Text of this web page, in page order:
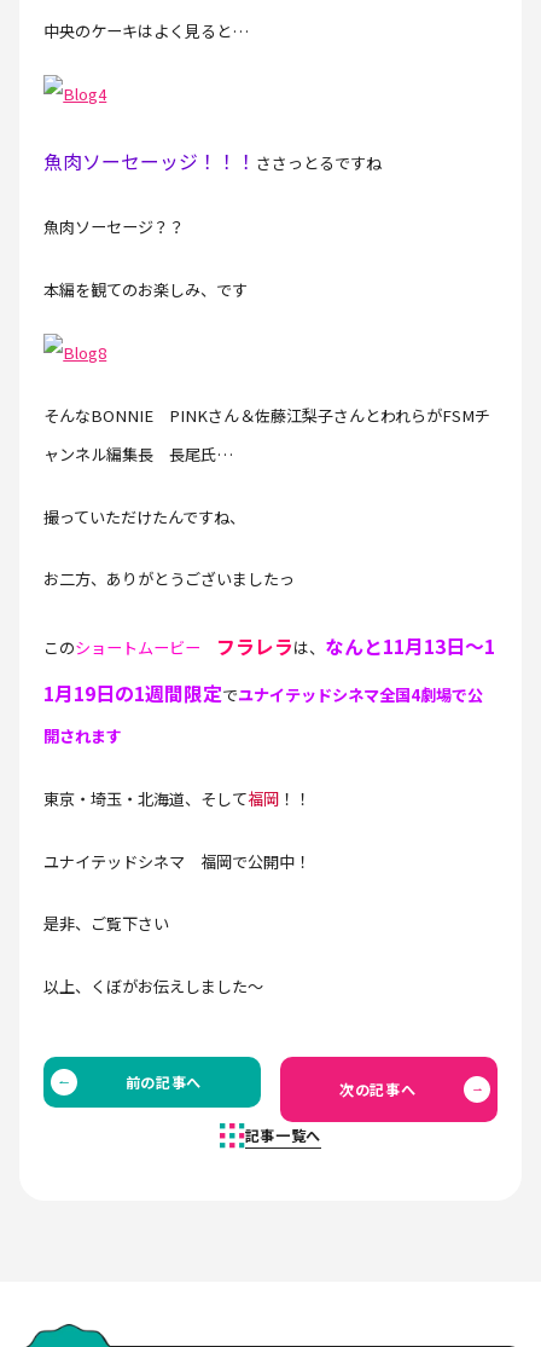
中央のケーキはよく見ると…
魚肉ソーセーッジ！！！ ささっとるですね
魚肉ソーセージ？？
本編を観てのお楽しみ、です
そんなBONNIE PINKさん＆佐藤江梨子さんとわれらがFSMチ
ャンネル編集長 長尾氏…
撮っていただけたんですね、
お二方、ありがとうございましたっ
このショートムービー フラレラは、 なんと11月13日～1
1月19日の1週間限定でユナイテッドシネマ全国4劇場で公
開されます
東京・埼玉・北海道、そして福岡 ！！
ユナイテッドシネマ 福岡で公開中！
是非、ご覧下さい
以上、くぼがお伝えしました～
前の記事へ
記事一覧へ
次の記事へ